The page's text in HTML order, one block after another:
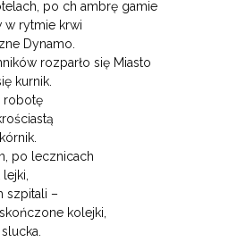
po ch ambrę gamie
w rytmie krwi
Dynamo.
rozparło się Miasto
kurnik.
robotę
po lecznicach
szpitali –
kolejki,